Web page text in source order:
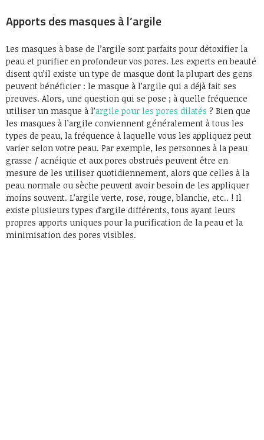
Apports des masques à l’argile
Les masques à base de l’argile sont parfaits pour détoxifier la
peau et purifier en profondeur vos pores. Les experts en beauté
disent qu’il existe un type de masque dont la plupart des gens
peuvent bénéficier : le masque à l’argile qui a déjà fait ses
preuves. Alors, une question qui se pose ; à quelle fréquence
utiliser un masque à l’argile pour les pores dilatés ? Bien que
les masques à l’argile conviennent généralement à tous les
types de peau, la fréquence à laquelle vous les appliquez peut
varier selon votre peau. Par exemple, les personnes à la peau
grasse / acnéique et aux pores obstrués peuvent être en
mesure de les utiliser quotidiennement, alors que celles à la
peau normale ou sèche peuvent avoir besoin de les appliquer
moins souvent. L’argile verte, rose, rouge, blanche, etc.. ! Il
existe plusieurs types d’argile différents, tous ayant leurs
propres apports uniques pour la purification de la peau et la
minimisation des pores visibles.